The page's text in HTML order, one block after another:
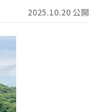
2025.10.20 公開